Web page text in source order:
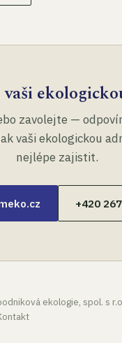
zavolejte —
vaši ekologickou
nejlépe zajistit.
+420
ekologie, spol. s